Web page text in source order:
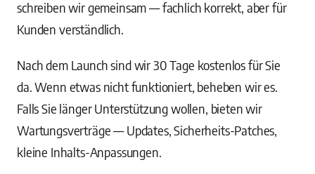
schreiben wir gemeinsam — fachlich korrekt, aber für
Kunden verständlich.
Nach dem Launch sind wir 30 Tage kostenlos für Sie
da. Wenn etwas nicht funktioniert, beheben wir es.
Falls Sie länger Unterstützung wollen, bieten wir
Wartungsverträge — Updates, Sicherheits-Patches,
kleine Inhalts-Anpassungen.